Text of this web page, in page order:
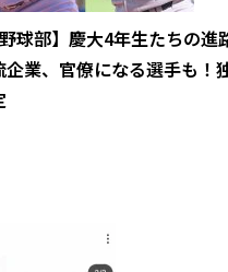
球部】慶大4年生たちの進
業、官僚になる選手も！